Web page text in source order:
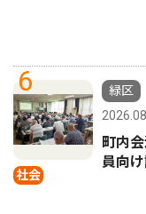
6
社会
緑区
町内
員向